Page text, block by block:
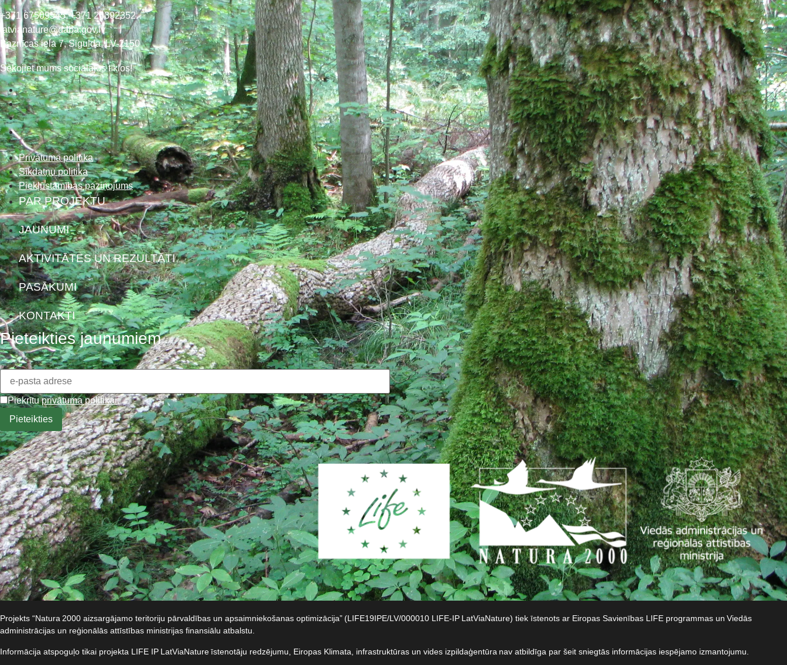
+371 67509545,+371 26392352
latvianature@daba.gov.lv
Baznīcas iela 7, Sigulda, LV-2150
Sekojiet mums sociālajos tīklos!
Privātuma politika
Sīkdatņu politika
Piekļūstamības paziņojums
PAR PROJEKTU
JAUNUMI
AKTIVITĀTES UN REZULTĀTI
PASĀKUMI
KONTAKTI
Pieteikties jaunumiem
Piekrītuprivātuma politikai.
Projekts “Natura 2000 aizsargājamo teritoriju pārvaldības un apsaimniekošanas optimizācija” (LIFE19IPE/LV/000010 LIFE-IP LatViaNature) tiek īstenots ar Eiropas Savienības LIFE programmas un Viedās
administrācijas un reģionālās attīstības ministrijas finansiālu atbalstu.​
Informācija atspoguļo tikai projekta LIFE IP LatViaNature īstenotāju redzējumu, Eiropas Klimata, infrastruktūras un vides izpildaģentūra nav atbildīga par šeit sniegtās informācijas iespējamo izmantojumu.​